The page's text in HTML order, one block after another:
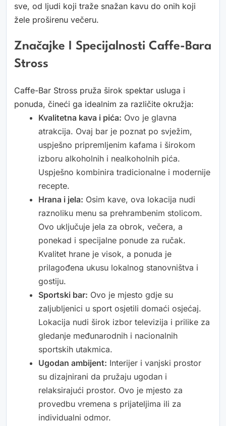
sve, od ljudi koji traže snažan kavu do onih koji
žele proširenu večeru.
Značajke I Specijalnosti Caffe-Bara
Stross
Caffe-Bar Stross pruža širok spektar usluga i
ponuda, čineći ga idealnim za različite okružja:
Kvalitetna kava i pića: Ovo je glavna
atrakcija. Ovaj bar je poznat po svježim,
uspješno pripremljenim kafama i širokom
izboru alkoholnih i nealkoholnih pića.
Uspješno kombinira tradicionalne i modernije
recepte.
Hrana i jela: Osim kave, ova lokacija nudi
raznoliku menu sa prehrambenim stolicom.
Ovo uključuje jela za obrok, večera, a
ponekad i specijalne ponude za ručak.
Kvalitet hrane je visok, a ponuda je
prilagođena ukusu lokalnog stanovništva i
gostiju.
Sportski bar: Ovo je mjesto gdje su
zaljubljenici u sport osjetili domaći osjećaj.
Lokacija nudi širok izbor televizija i prilike za
gledanje međunarodnih i nacionalnih
sportskih utakmica.
Ugodan ambijent: Interijer i vanjski prostor
su dizajnirani da pružaju ugodan i
relaksirajući prostor. Ovo je mjesto za
provedbu vremena s prijateljima ili za
individualni odmor.